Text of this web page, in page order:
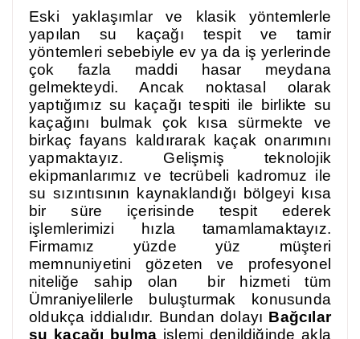
Eski yaklaşımlar ve klasik yöntemlerle
yapılan su kaçağı tespit ve tamir
yöntemleri sebebiyle ev ya da iş yerlerinde
çok fazla maddi hasar meydana
gelmekteydi. Ancak noktasal olarak
yaptığımız su kaçağı tespiti ile birlikte su
kaçağını bulmak çok kısa sürmekte ve
birkaç fayans kaldırarak kaçak onarımını
yapmaktayız. Gelişmiş teknolojik
ekipmanlarımız ve tecrübeli kadromuz ile
su sızıntısının kaynaklandığı bölgeyi kısa
bir süre içerisinde tespit ederek
işlemlerimizi hızla tamamlamaktayız.
Firmamız yüzde yüz müşteri
memnuniyetini gözeten ve profesyonel
niteliğe sahip olan bir hizmeti tüm
Ümraniyelilerle buluşturmak konusunda
oldukça iddialıdır. Bundan dolayı Bağcılar
su kaçağı bulma işlemi denildiğinde akla